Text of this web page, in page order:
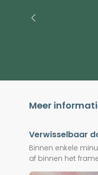
Meer
Verwisselbaar
Binnen enkele
af binnen het